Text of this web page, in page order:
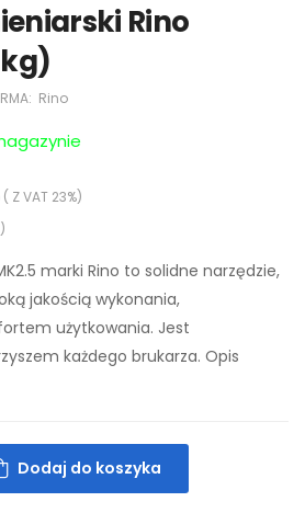
Rino
kg)
Rino
VAT 23%)
marki Rino to solidne narzędzie,
jakością wykonania,
użytkowania. Jest
każdego brukarza. Opis
Dodaj do koszyka